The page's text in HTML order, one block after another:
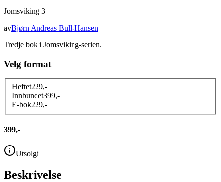
Jomsviking 3
avBjørn Andreas Bull-Hansen
Tredje bok i Jomsviking-serien.
Velg format
Heftet229,-
Innbundet399,-
E-bok229,-
399,-
Utsolgt
Beskrivelse